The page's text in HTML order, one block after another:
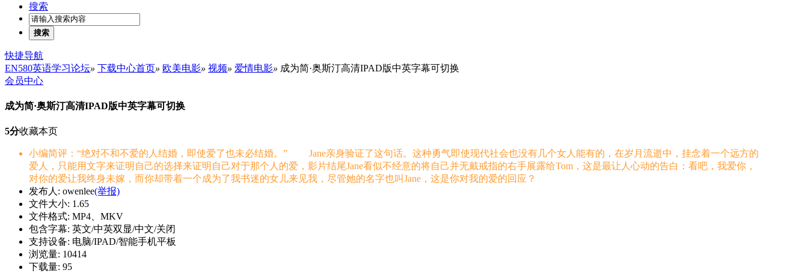
搜索
搜索
快捷导航
EN580英语学习论坛» 下载中心首页» 欧美电影» 视频» 爱情电影» 成为简·奥斯汀高清IPAD版中英字幕可切换
会员中心
成为简·奥斯汀高清IPAD版中英字幕可切换
5分收藏本页
小编简评：“绝对不和不爱的人结婚，即使爱了也未必结婚。” Jane亲身验证了这句话。这种勇气即使现代社会也没有几个女人能有的，在岁月流逝中，挂念着一个远方的
爱人，只能用文字来证明自己的选择来证明自己对于那个人的爱，影片结尾Jane看似不经意的将自己并无戴戒指的右手展露给Tom，这是最让人心动的告白：看吧，我爱你，
对你的爱让我终身未嫁，而你却带着一个成为了我书迷的女儿来见我，尽管她的名字也叫Jane，这是你对我的爱的回应？
发布人: owenlee(举报)
文件大小: 1.65
文件格式: MP4、MKV
包含字幕: 英文/中英双显/中文/关闭
支持设备: 电脑/IPAD/智能手机平板
浏览量: 10414
下载量: 95